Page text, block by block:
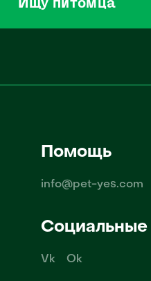
Ищу питомца
Помощь
info@pet-yes.com
Социальные
Vk Ok